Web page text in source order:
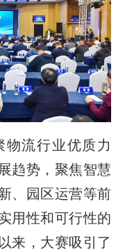
流行业优质力
趋势，聚焦智慧
、园区运营等前
用性和可行性的
来，大赛吸引了